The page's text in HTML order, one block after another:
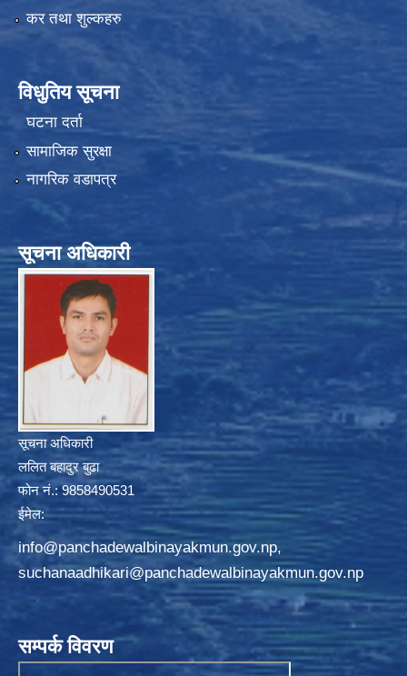
कर तथा शुल्कहरु
विधुतिय सूचना
घटना दर्ता
सामाजिक सुरक्षा
नागरिक वडापत्र
सूचना अधिकारी
सूचना अधिकारी
ललित बहादुर बुढा
फोन नं.: 9858490531
ईमेल:
info@panchadewalbinayakmun.gov.np,
suchanaadhikari@panchadewalbinayakmun.gov.np
सम्पर्क विवरण